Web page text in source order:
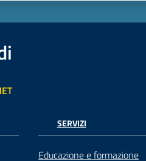
SERVIZI
Educazione e formazione